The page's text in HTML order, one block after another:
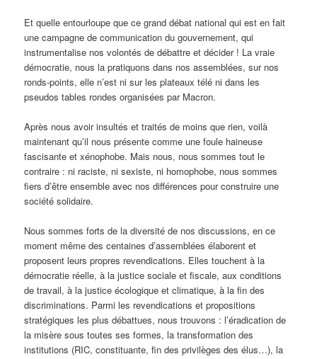
Et quelle entourloupe que ce grand débat national qui est en fait
une campagne de communication du gouvernement, qui
instrumentalise nos volontés de débattre et décider ! La vraie
démocratie, nous la pratiquons dans nos assemblées, sur nos
ronds-points, elle n’est ni sur les plateaux télé ni dans les
pseudos tables rondes organisées par Macron.
Après nous avoir insultés et traités de moins que rien, voilà
maintenant qu’il nous présente comme une foule haineuse
fascisante et xénophobe. Mais nous, nous sommes tout le
contraire : ni raciste, ni sexiste, ni homophobe, nous sommes
fiers d’être ensemble avec nos différences pour construire une
société solidaire.
Nous sommes forts de la diversité de nos discussions, en ce
moment même des centaines d’assemblées élaborent et
proposent leurs propres revendications. Elles touchent à la
démocratie réelle, à la justice sociale et fiscale, aux conditions
de travail, à la justice écologique et climatique, à la fin des
discriminations. Parmi les revendications et propositions
stratégiques les plus débattues, nous trouvons : l’éradication de
la misère sous toutes ses formes, la transformation des
institutions (RIC, constituante, fin des privilèges des élus…), la